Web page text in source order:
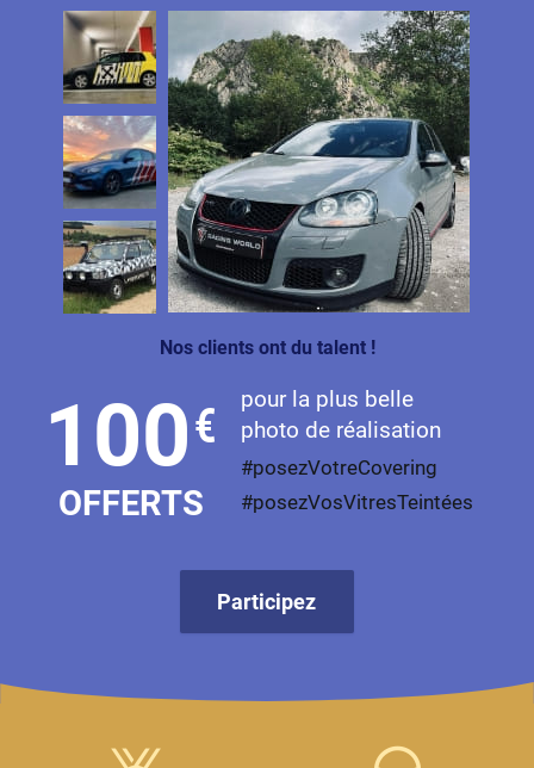
Nos clients ont du talent !
100€
OFFERTS
pour la plus belle
photo de réalisation
#posezVotreCovering
#posezVosVitresTeintées
Participez